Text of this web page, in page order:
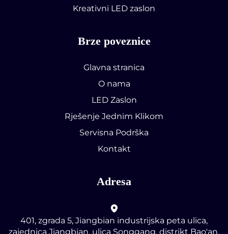
Kreativni LED zaslon
Brze poveznice
Glavna stranica
O nama
LED Zaslon
Rješenje Jednim Klikom
Servisna Podrška
Kontakt
Adresa
401, zgrada 5, Jiangbian industrijska peta ulica,
zajednica Jiangbian, ulica Songgang, distrikt Bao'an,